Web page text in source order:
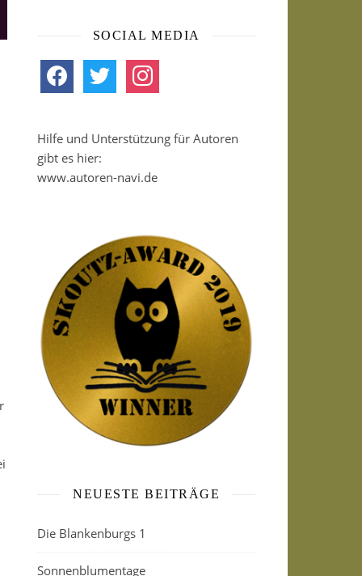
SOCIAL MEDIA
facebook twitter instagram
Hilfe und Unterstützung für Autoren
gibt es hier:
www.autoren-navi.de
NEUESTE BEITRÄGE
Die Blankenburgs 1
Sonnenblumentage